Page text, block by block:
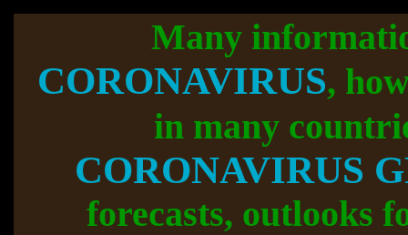
Many
CORONAVIRUS,
in many
CORONAVIRUS
forecasts, outlooks